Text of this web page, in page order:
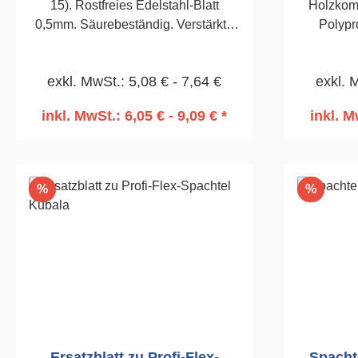
15). Rostfreies Edelstahl-Blatt
0,5mm. Säurebeständig. Verstärkte
Renovierung.150mm
exkl. MwSt.: 5,08 € - 7,64 €
inkl. MwSt.: 6,05 € - 9,09 € *
exkl.
inkl.
%Rabatt %Rabatt